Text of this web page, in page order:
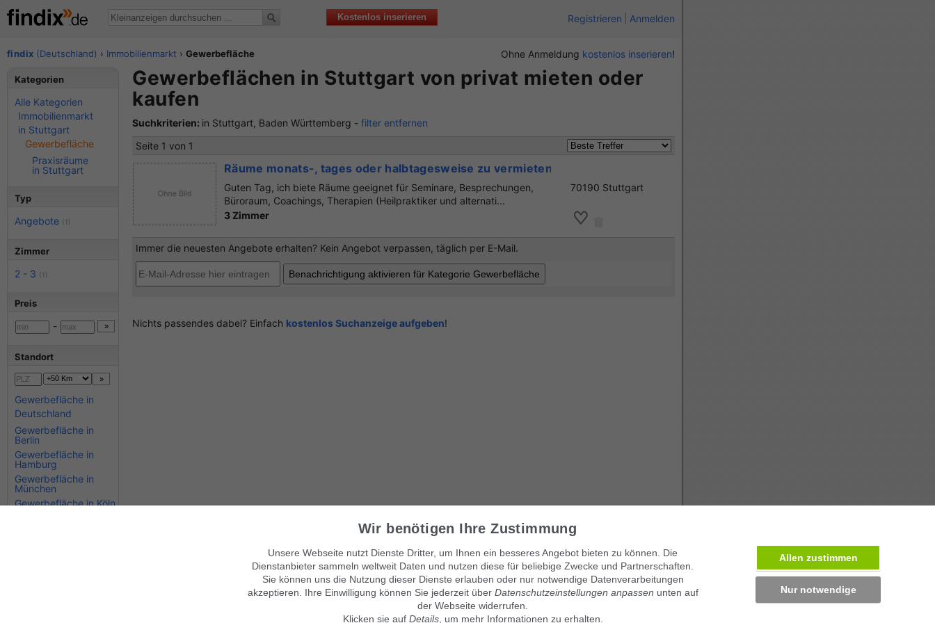
Kostenlos inserieren Registrieren Anmelden
findix (Deutschland) › Immobilienmarkt ›Gewerbefläche Ohne Anmeldung kostenlos inserieren!
Gewerbeflächen in Stuttgart von privat mieten oder
kaufen
Suchkriterien: in Stuttgart, Baden Württemberg - filter entfernen
Seite 1 von 1
Räume monats-, tages oder halbtagesweise zu vermieten
Guten Tag, ich biete Räume geeignet für Seminare, Besprechungen,
Büroraum, Coachings, Therapien (Heilpraktiker und alternati...
3 Zimmer
70190 Stuttgart
Immer die neuesten Angebote erhalten? Kein Angebot verpassen, täglich per E-Mail.
Nichts passendes dabei? Einfach kostenlos Suchanzeige aufgeben!
Kategorien
Alle Kategorien
Immobilienmarkt
in Stuttgart
Gewerbefläche
Praxisräume
in Stuttgart
Typ
Angebote (1)
Zimmer
2 - 3 (1)
Preis
-
Standort
Gewerbefläche in
Deutschland
Gewerbefläche in
Berlin
Gewerbefläche in
Hamburg
Gewerbefläche in
München
Gewerbefläche in Köln
Wir benötigen Ihre Zustimmung
Unsere Webseite nutzt Dienste Dritter, um Ihnen ein besseres Angebot bieten zu können. Die
Dienstanbieter sammeln weltweit Daten und nutzen diese für beliebige Zwecke und Partnerschaften.
Sie können uns die Nutzung dieser Dienste erlauben oder nur notwendige Datenverarbeitungen
akzeptieren. Ihre Einwilligung können Sie jederzeit über Datenschutzeinstellungen anpassen unten auf
der Webseite widerrufen.
Klicken sie auf Details, um mehr Informationen zu erhalten.
Allen zustimmen
Nur notwendige